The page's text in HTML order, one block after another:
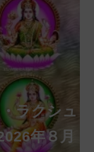
・アマー
年８月12
ミー・ク
ー（2026
パンチャ
17日
ラクシュ
年８月
ハラ・チ
2026年８
・ジャヤ
９月４日
ャ・チャ
年９月
クシュミ
年９月19
ナーガ・
（月）実
ガーヤト
８月28日
食事の奉